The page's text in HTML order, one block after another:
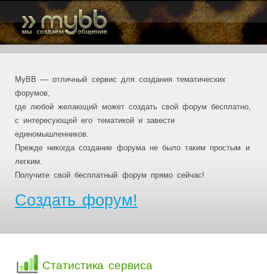
MyBB — отличный сервис для создания тематических
форумов,
где любой желающий может создать свой форум бесплатно,
с интересующей его тематикой и завести
единомышленников.
Прежде никогда создание форума не было таким простым и
легким.
Получите свой бесплатный форум прямо сейчас!
Создать форум!
Статистика сервиса